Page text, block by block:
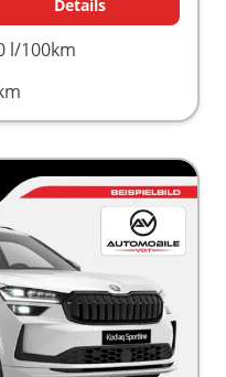
Details
l/100km